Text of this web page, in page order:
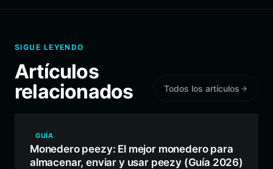
SIGUE LEYENDO
Artículos
relacionados
Todos los artículos
GUÍA
Monedero peezy: El mejor monedero para
almacenar, enviar y usar peezy (Guía 2026)